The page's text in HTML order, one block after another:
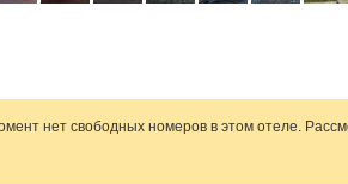
нет свободных номеров в этом отеле.